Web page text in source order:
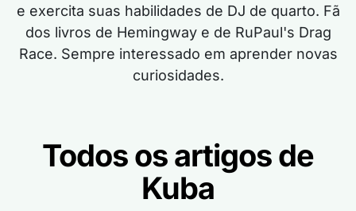
e exercita suas habilidades de DJ de quarto. Fã
dos livros de Hemingway e de RuPaul's Drag
Race. Sempre interessado em aprender novas
curiosidades.
Todos os artigos de
Kuba